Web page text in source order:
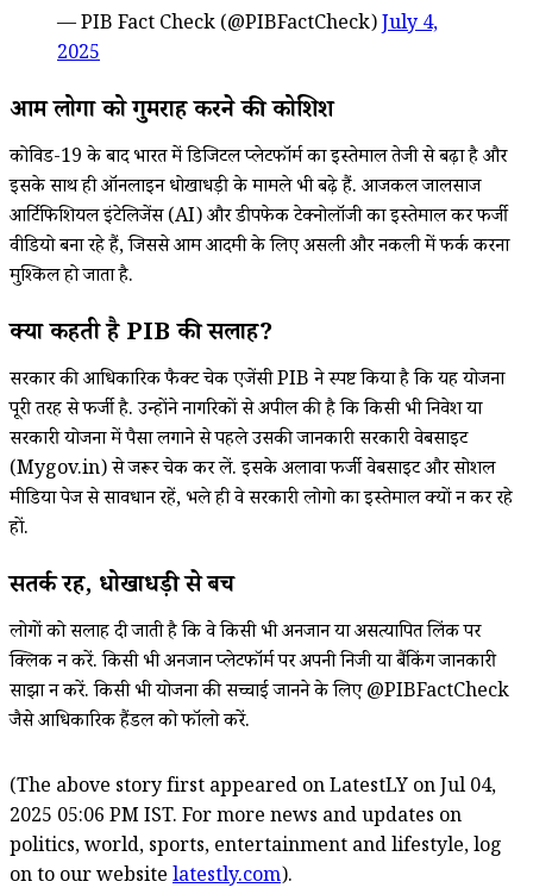
— PIB Fact Check (@PIBFactCheck)July 4,
2025
आम लोगों को गुमराह करने की कोशिश
कोविड-19 के बाद भारत में डिजिटल प्लेटफॉर्म का इस्तेमाल तेजी से बढ़ा है और
इसके साथ ही ऑनलाइन धोखाधड़ी के मामले भी बढ़े हैं. आजकल जालसाज
आर्टिफिशियल इंटेलिजेंस (AI) और डीपफेक टेक्नोलॉजी का इस्तेमाल कर फर्जी
वीडियो बना रहे हैं, जिससे आम आदमी के लिए असली और नकली में फर्क करना
मुश्किल हो जाता है.
क्या कहती है PIB की सलाह?
सरकार की आधिकारिक फैक्ट चेक एजेंसी PIB ने स्पष्ट किया है कि यह योजना
पूरी तरह से फर्जी है. उन्होंने नागरिकों से अपील की है कि किसी भी निवेश या
सरकारी योजना में पैसा लगाने से पहले उसकी जानकारी सरकारी वेबसाइट
(Mygov.in) से जरूर चेक कर लें. इसके अलावा फर्जी वेबसाइट और सोशल
मीडिया पेज से सावधान रहें, भले ही वे सरकारी लोगो का इस्तेमाल क्यों न कर रहे
हों.
सतर्क रहें, धोखाधड़ी से बचें
लोगों को सलाह दी जाती है कि वे किसी भी अनजान या असत्यापित लिंक पर
क्लिक न करें. किसी भी अनजान प्लेटफॉर्म पर अपनी निजी या बैंकिंग जानकारी
साझा न करें. किसी भी योजना की सच्चाई जानने के लिए @PIBFactCheck
जैसे आधिकारिक हैंडल को फॉलो करें.
(The above story first appeared on LatestLY on Jul 04,
2025 05:06 PM IST. For more news and updates on
politics, world, sports, entertainment and lifestyle, log
on to our website latestly.com).